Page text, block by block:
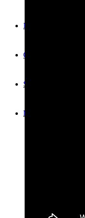
News
Contact
Search
Menu